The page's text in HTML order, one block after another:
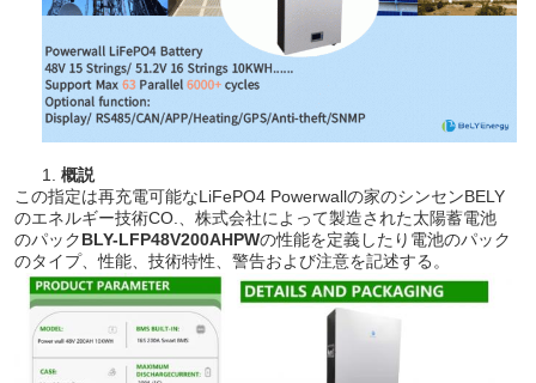
1. 概説
この指定は再充電可能なLiFePO4 Powerwallの家のシンセンBELY
のエネルギー技術CO.、株式会社によって製造された太陽蓄電池
のパックBLY-LFP48V200AHPWの性能を定義したり電池のパック
のタイプ、性能、技術特性、警告および注意を記述する。